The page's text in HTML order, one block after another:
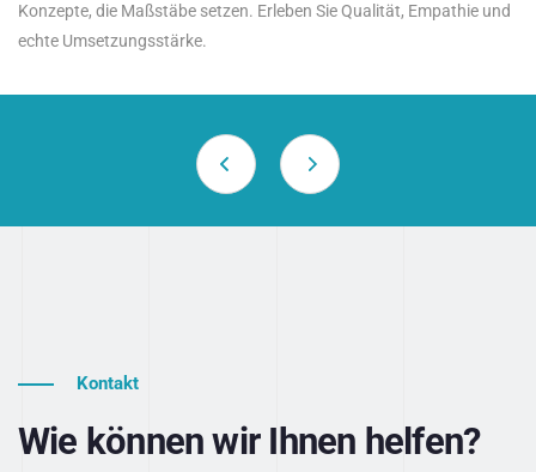
Konzepte, die Maßstäbe setzen. Erleben Sie Qualität, Empathie und
echte Umsetzungsstärke.
Kontakt
Wie können wir Ihnen helfen?